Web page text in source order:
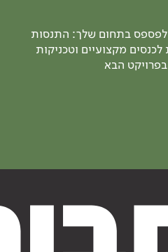
לפספס בתחום שלך: התנסות
מקצועיים וטכניקות
הבא